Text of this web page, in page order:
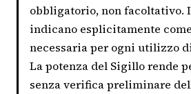
obbligatorio, non facoltativo.
indicano esplicitamente
necessaria per ogni utilizzo
La potenza del Sigillo rende
senza verifica preliminare